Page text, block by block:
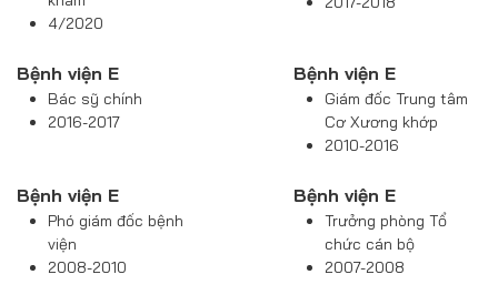
4/2020
Bệnh viện E
Bác sỹ chính
2016-2017
Bệnh viện E
Giám đốc Trung tâm
Cơ Xương khớp
2010-2016
Bệnh viện E
Phó giám đốc bệnh
viện
2008-2010
Bệnh viện E
Trưởng phòng Tổ
chức cán bộ
2007-2008